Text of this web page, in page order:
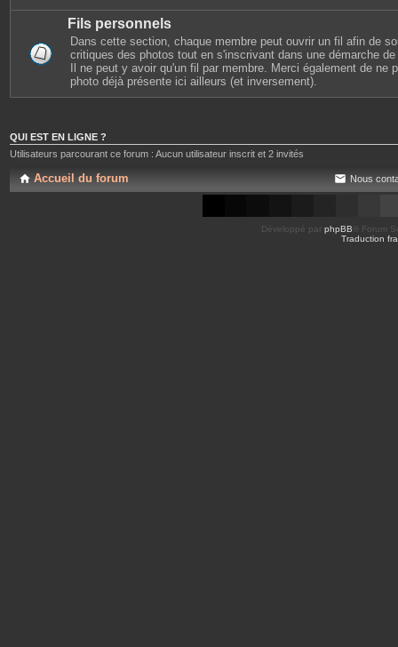
Fils personnels
Dans cette section, chaque membre peut ouvrir un fil afin de
critiques des photos tout en s'inscrivant dans une démarche
Il ne peut y avoir qu'un fil par membre. Merci également de ne
photo déjà présente ici ailleurs (et inversement).
QUI EST EN LIGNE ?
Utilisateurs parcourant ce forum : Aucun utilisateur inscrit et 2 invités
Accueil du forum Nous
Développé par phpBB ® Forum
Traduction